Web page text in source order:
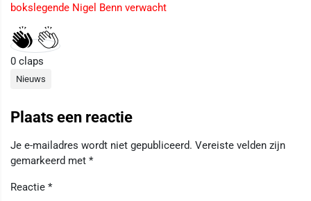
bokslegende Nigel Benn verwacht
0 claps
Nieuws
Plaats een reactie
Je e-mailadres wordt niet gepubliceerd. Vereiste velden zijn
gemarkeerd met *
Reactie *